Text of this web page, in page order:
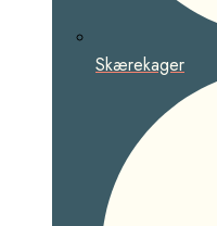
Skærekager